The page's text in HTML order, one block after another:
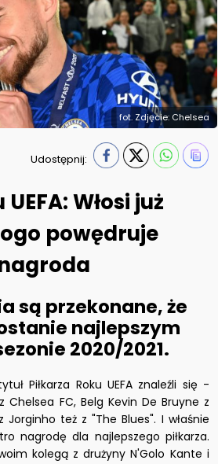
fot. Zdjęcie: Chelsea
Udostępnij:
Włosi już
powędruje
są przekonane, że
najlepszym
2020/2021.
Piłkarza Roku UEFA znaleźli się -
Chelsea FC, Belg Kevin De Bruyne z
też z "The Blues". I właśnie
nagrodę dla najlepszego piłkarza.
kolegą z drużyny N'Golo Kante i